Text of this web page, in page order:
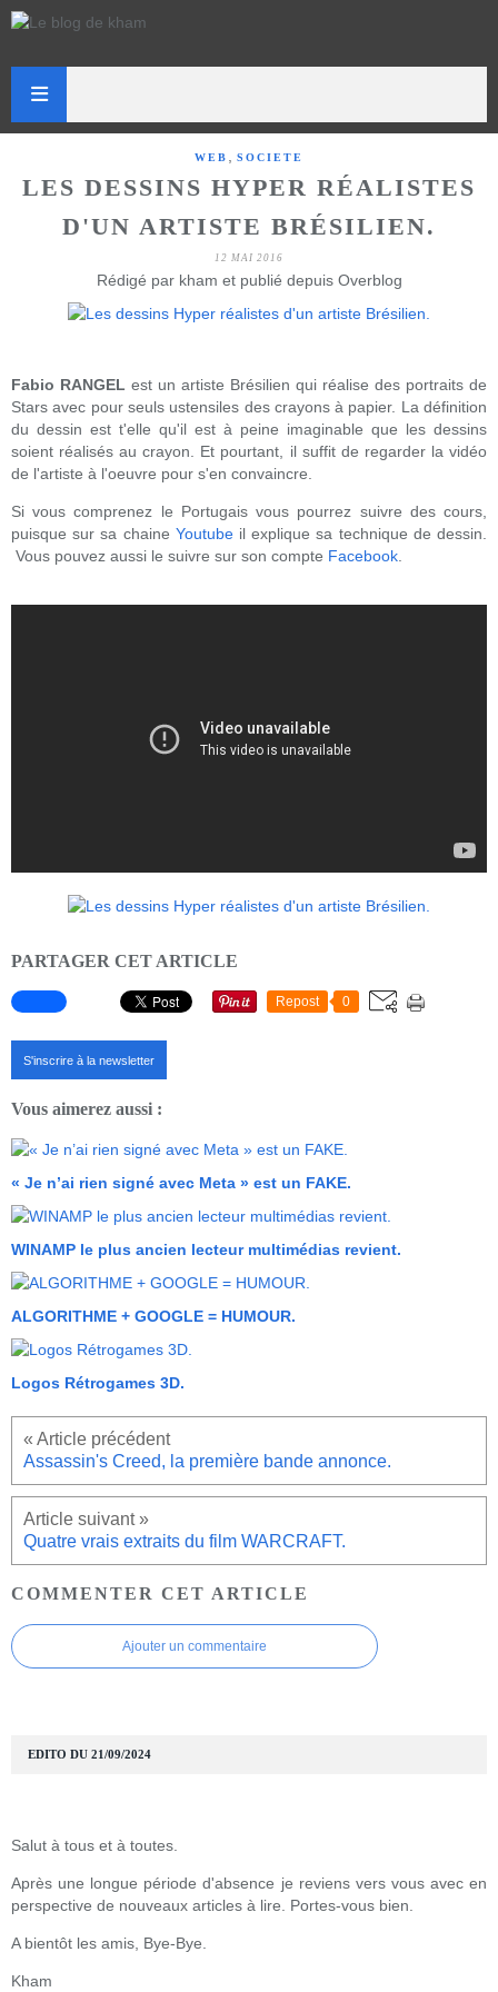
WEB SOCIETE
LES DESSINS HYPER RÉALISTES
D'UN ARTISTE BRÉSILIEN.
12 MAI 2016
Rédigé par kham et publié depuis Overblog
Fabio RANGEL est un artiste Brésilien qui réalise des portraits de
Stars avec pour seuls ustensiles des crayons à papier. La définition
du dessin est t'elle qu'il est à peine imaginable que les dessins
soient réalisés au crayon. Et pourtant, il suffit de regarder la vidéo
de l'artiste à l'oeuvre pour s'en convaincre.
Si vous comprenez le Portugais vous pourrez suivre des cours,
puisque sur sa chaine Youtubeil explique sa technique de dessin.
Vous pouvez aussi le suivre sur son compte Facebook
PARTAGER CET ARTICLE
Repost 0
S'inscrire à la newsletter
Vous aimerez aussi :
« Je n’ai rien signé avec Meta » est un FAKE.
WINAMP le plus ancien lecteur multimédias revient.
ALGORITHME + GOOGLE = HUMOUR.
Logos Rétrogames 3D.
Assassin's Creed, la première bande annonce.
Quatre vrais extraits du film WARCRAFT.
COMMENTER CET ARTICLE
Ajouter un commentaire
EDITO DU 21/09/2024
Salut à tous et à toutes.
Après une longue période d'absence je reviens vers vous avec en
perspective de nouveaux articles à lire. Portes-vous bien.
A bientôt les amis, Bye-Bye.
Kham